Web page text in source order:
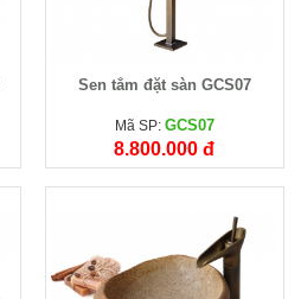
Sen tắm đặt sàn GCS07
Mã SP: GCS07
8.800.000 đ